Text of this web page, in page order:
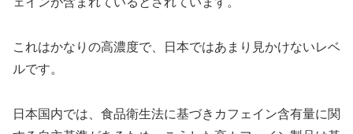
これはかなりの高濃度で、日本ではあまり見かけないレベ
ルです。
日本国内では、食品衛生法に基づきカフェイン含有量に関